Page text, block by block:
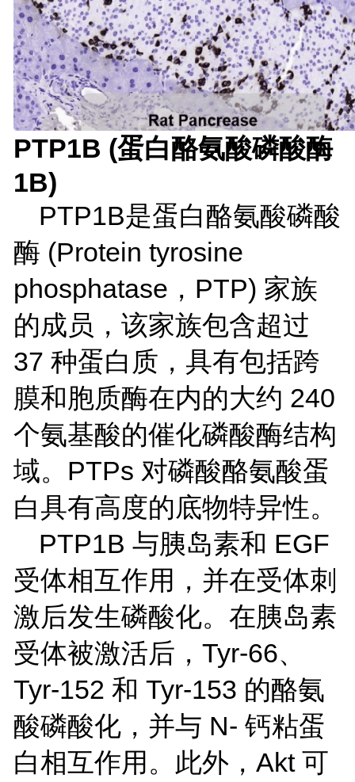
PTP1B (蛋白酪氨酸磷酸酶
1B)
PTP1B是蛋白酪氨酸磷酸
酶 (Protein tyrosine
phosphatase，PTP) 家族
的成员，该家族包含超过
37 种蛋白质，具有包括跨
膜和胞质酶在内的大约 240
个氨基酸的催化磷酸酶结构
域。PTPs 对磷酸酪氨酸蛋
白具有高度的底物特异性。
PTP1B 与胰岛素和 EGF
受体相互作用，并在受体刺
激后发生磷酸化。在胰岛素
受体被激活后，Tyr-66、
Tyr-152 和 Tyr-153 的酪氨
酸磷酸化，并与 N- 钙粘蛋
白相互作用。此外，Akt 可